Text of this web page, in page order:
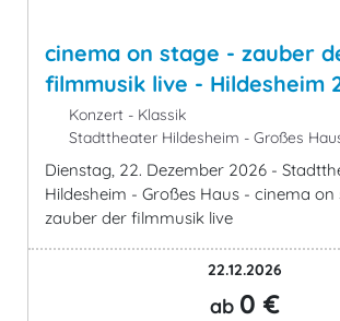
cinema on stage - zauber
filmmusik live - Hildesheim
Konzert - Klassik
Stadttheater Hildesheim - Großes
Dienstag, 22. Dezember 2026 -
Hildesheim - Großes Haus - cinema on
zauber der filmmusik live
22.12.2026
ab 0 €